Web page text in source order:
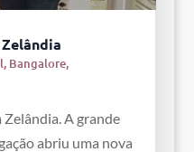
, Bangalore,
A grande
abriu uma nova